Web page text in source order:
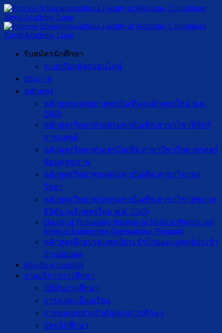
รับสมัครนักศึกษา
ระบบรับสมัครออนไลน์
ประกาศ
หลักสูตร
หลักสูตรแพทยศาสตรบัณฑิต (หลักสูตรใหม่ พ.ศ.
2563)
หลักสูตรวิทยาศาสตรมหาบัณฑิต สาขาวิชาฟิสิกส์
การแพทย์
หลักสูตรวิทยาศาสตรบัณฑิต สาขาวิชาวิทยาศาสตร์
ข้อมูลสุขภาพ
หลักสูตรวิทยาศาสตรมหาบัณฑิต สาขาวิชาตจ
วิทยา
หลักสูตรวิทยาศาสตรมหาบัณฑิต สาขาวิชาสุขภาพ
ดิจิทัล (หลักสูตรใหม่ พ.ศ. 2565)
Doctor of Philosophy Program in Medical Physics and
Medical Engineering (International Program)
หลักสูตรฝึกอบรมแพทย์ประจำบ้านและแพทย์ประจำ
บ้านต่อยอด
Moodle e-Learning
งานบริการการศึกษา
ปฎิทินการศึกษา
การลงทะเบียนเรียน
การขอเอกสารสำคัญทางการศึกษา
บัตรนักศึกษา